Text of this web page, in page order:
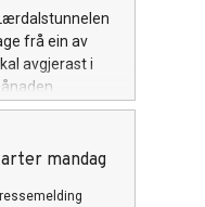
frå ein av
avgjerast i
mandag